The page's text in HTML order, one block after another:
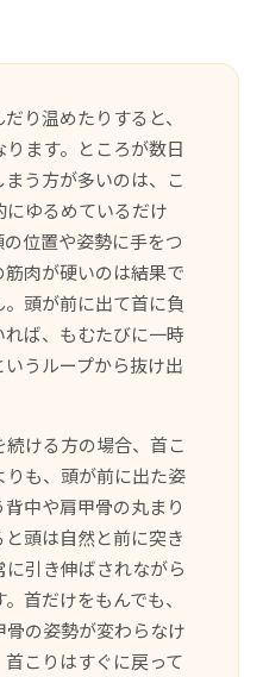
り温めたりすると、
ます。ところが数日
う方が多いのは、こ
ゆるめているだけ
位置や姿勢に手をつ
肉が硬いのは結果で
頭が前に出て首に負
ば、もむたびに一時
うループから抜け出
ける方の場合、首こ
りも、頭が前に出た姿
中や肩甲骨の丸まり
頭は自然と前に突き
引き伸ばされながら
首だけをもんでも、
の姿勢が変わらなけ
こりはすぐに戻って